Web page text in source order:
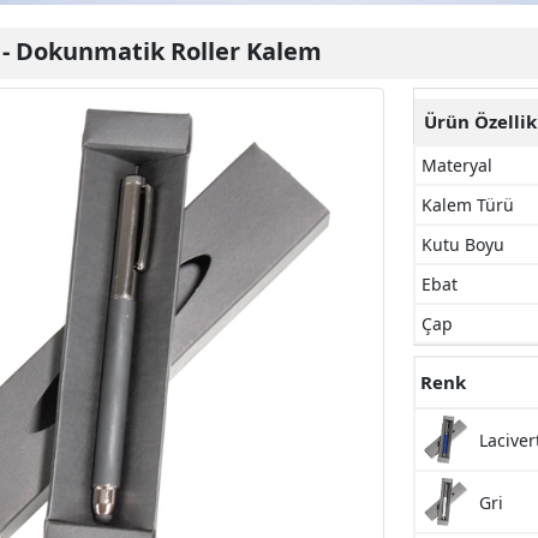
Dokunmatik Roller Kalem
Ürün
Materyal
Kalem Türü
Kutu Boyu
Ebat
Çap
Renk
Gri